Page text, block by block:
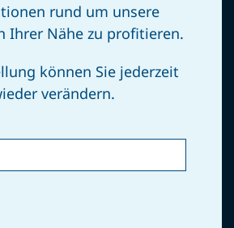
rund um unsere
Ihrer Nähe zu profitieren.
können Sie jederzeit
verändern.